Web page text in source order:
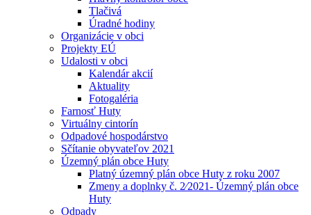
Tlačivá
Úradné hodiny
Organizácie v obci
Projekty EÚ
Udalosti v obci
Kalendár akcií
Aktuality
Fotogaléria
Farnosť Huty
Virtuálny cintorín
Odpadové hospodárstvo
Sčítanie obyvateľov 2021
Územný plán obce Huty
Platný územný plán obce Huty z roku 2007
Zmeny a doplnky č. 2⁄2021- Územný plán obce
Huty
Odpady